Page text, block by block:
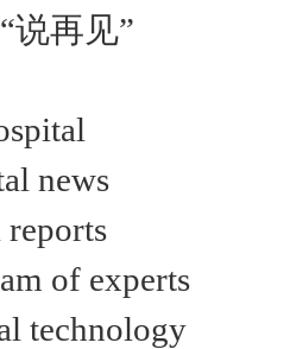
说再见”
news
of experts
technology